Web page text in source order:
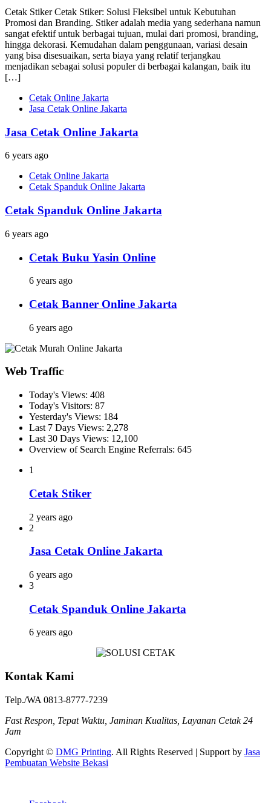
Cetak Stiker Cetak Stiker: Solusi Fleksibel untuk Kebutuhan
Promosi dan Branding. Stiker adalah media yang sederhana namun
sangat efektif untuk berbagai tujuan, mulai dari promosi, branding,
hingga dekorasi. Kemudahan dalam penggunaan, variasi desain
yang bisa disesuaikan, serta biaya yang relatif terjangkau
menjadikan sebagai solusi populer di berbagai kalangan, baik itu
[…]
Cetak Online Jakarta
Jasa Cetak Online Jakarta
Jasa Cetak Online Jakarta
6 years ago
Cetak Online Jakarta
Cetak Spanduk Online Jakarta
Cetak Spanduk Online Jakarta
6 years ago
Cetak Buku Yasin Online
6 years ago
Cetak Banner Online Jakarta
6 years ago
Web Traffic
Today's Views: 408
Today's Visitors: 87
Yesterday's Views: 184
Last 7 Days Views: 2,278
Last 30 Days Views: 12,100
Overview of Search Engine Referrals: 645
1
Cetak Stiker
2 years ago
2
Jasa Cetak Online Jakarta
6 years ago
3
Cetak Spanduk Online Jakarta
6 years ago
Kontak Kami
Telp./WA 0813-8777-7239
Fast Respon, Tepat Waktu, Jaminan Kualitas, Layanan Cetak 24
Jam
Copyright © DMG Printing. All Rights Reserved | Support by Jasa
Pembuatan Website Bekasi